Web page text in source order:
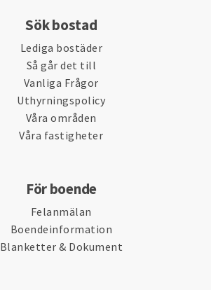
Sök bostad
Lediga bostäder
Så går det till
Vanliga Frågor
Uthyrningspolicy
Våra områden
Våra fastigheter
För boende
Felanmälan
Boendeinformation
Blanketter & Dokument